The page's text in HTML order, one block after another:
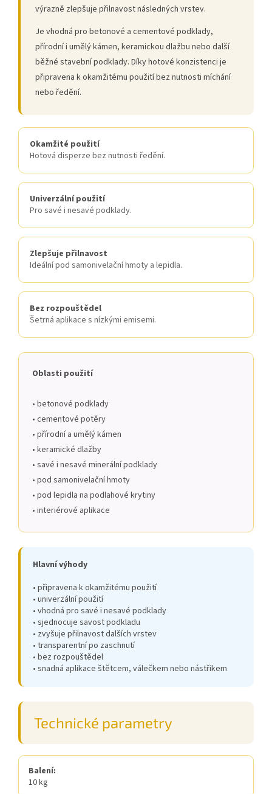
výrazně zlepšuje přilnavost následných vrstev.
Je vhodná pro betonové a cementové podklady,
přírodní i umělý kámen, keramickou dlažbu nebo další
běžné stavební podklady. Díky hotové konzistenci je
připravena k okamžitému použití bez nutnosti míchání
nebo ředění.
Okamžité použití
Hotová disperze bez nutnosti ředění.
Univerzální použití
Pro savé i nesavé podklady.
Zlepšuje přilnavost
Ideální pod samonivelační hmoty a lepidla.
Bez rozpouštědel
Šetrná aplikace s nízkými emisemi.
Oblasti použití
• betonové podklady
• cementové potěry
• přírodní a umělý kámen
• keramické dlažby
• savé i nesavé minerální podklady
• pod samonivelační hmoty
• pod lepidla na podlahové krytiny
• interiérové aplikace
Hlavní výhody
• připravena k okamžitému použití
• univerzální použití
• vhodná pro savé i nesavé podklady
• sjednocuje savost podkladu
• zvyšuje přilnavost dalších vrstev
• transparentní po zaschnutí
• bez rozpouštědel
• snadná aplikace štětcem, válečkem nebo nástřikem
Technické parametry
Balení:
10 kg